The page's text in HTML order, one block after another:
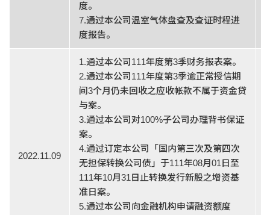
度。
7.通过本公司温室气体盘查及查证时程进
度报告。
2022.11.09
1.通过本公司111年度第3季财务报表案。
2.通过本公司111年度第3季逾正常授信期
间3个月仍未回收之应收帐款不属于资金贷
与案。
3.通过本公司对100%子公司办理背书保证
案。
4.通过订定本公司「国内第三次及第四次
无担保转换公司债」于111年08月01日至
111年10月31日止转换发行新股之增资基
准日案。
5.通过本公司向金融机构申请融资额度